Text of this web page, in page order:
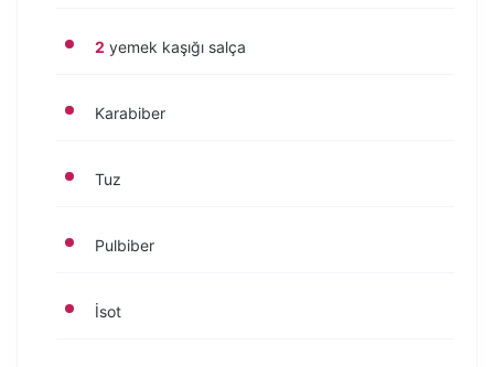
2 yemek kaşığı salça
Karabiber
Tuz
Pulbiber
İsot